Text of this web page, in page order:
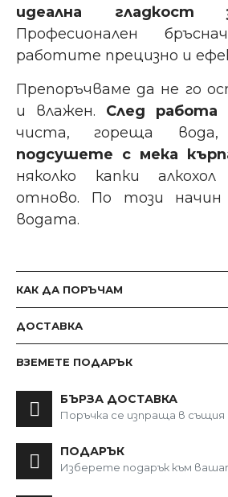
идеална гладкост
Професионален
работите прецизно и
Препоръчваме да не го
и влажен. След работа
чиста, гореща
подсушете с мека
няколко капки
отново. По този начин
водата.
КАК ДА ПОРЪЧАМ
ДОСТАВКА
ВЗЕМЕТЕ ПОДАРЪК
БЪРЗА ДОСТАВКА
Поръчка се изпраща в същия
ПОДАРЪК
Изберете подарък към